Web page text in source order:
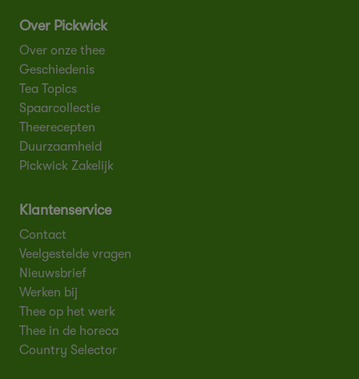
Over Pickwick
Over onze thee
Geschiedenis
Tea Topics
Spaarcollectie
Theerecepten
Duurzaamheid
Pickwick Zakelijk
Klantenservice
Contact
Veelgestelde vragen
Nieuwsbrief
Werken bij
Thee op het werk
Thee in de horeca
Country Selector